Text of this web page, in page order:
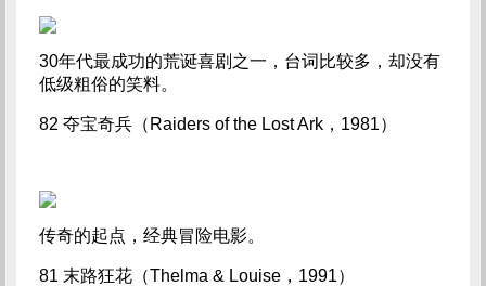
30年代最成功的荒诞喜剧之一，台词比较多，却没有
低级粗俗的笑料。
82 夺宝奇兵（Raiders of the Lost Ark，1981）
传奇的起点，经典冒险电影。
81 末路狂花（Thelma & Louise，1991）